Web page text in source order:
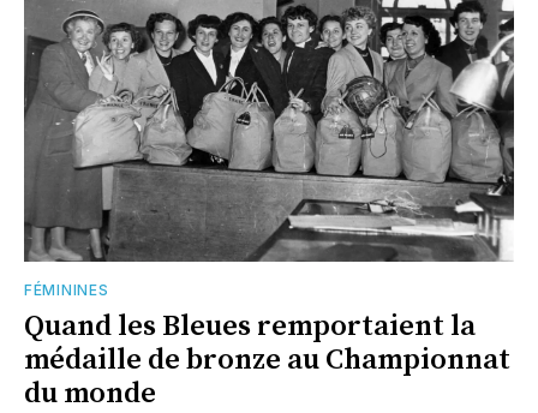
FÉMININES
Quand les Bleues remportaient la
médaille de bronze au Championnat
du monde